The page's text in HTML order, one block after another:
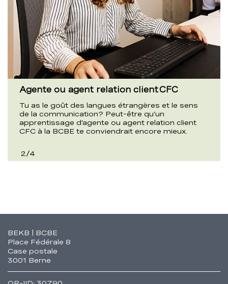
ou agent relation client CFC
goût des langues étrangères et le sens
Peut-être qu’un
d’agente ou agent relation client
BCBE te conviendrait encore mieux.
Utiliser
3/4
Fusszeile
BEKB | BCBE
Place Fédérale 8
Case postale
3001 Berne